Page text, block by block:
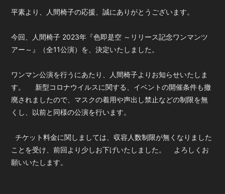
平素より、人間椅子の応援、誠にありがとうございます。
今回、人間椅子 2023年『色即是空 ～リリース記念ワンマンツ
アー～』（全11公演）を、決定いたしました。
ワンマン公演を行うにあたり、人間椅子よりお知らせいたしま
す。 新型コロナウイルスに関する、イベントの開催条件も撤
廃されましたので、マスクの着用や声出し禁止などの制限を無
くし、以前と同様の公演を行います。
チケット料金に関しましては、収容人数制限が無くなりました
ことを受け、前回より少しお下げいたしました。 よろしくお
願いいたします。